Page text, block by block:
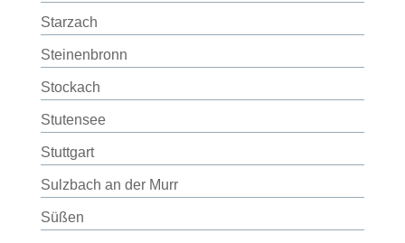
Starzach
Steinenbronn
Stockach
Stutensee
Stuttgart
Sulzbach an der Murr
Süßen